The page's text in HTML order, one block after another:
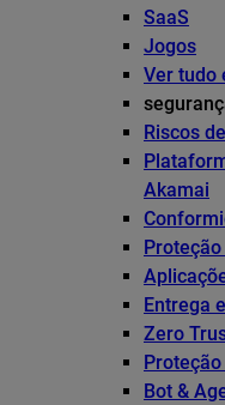
SaaS
Jogos
Ver tudo
Riscos
Akamai
Entrega
Zero
Bot &